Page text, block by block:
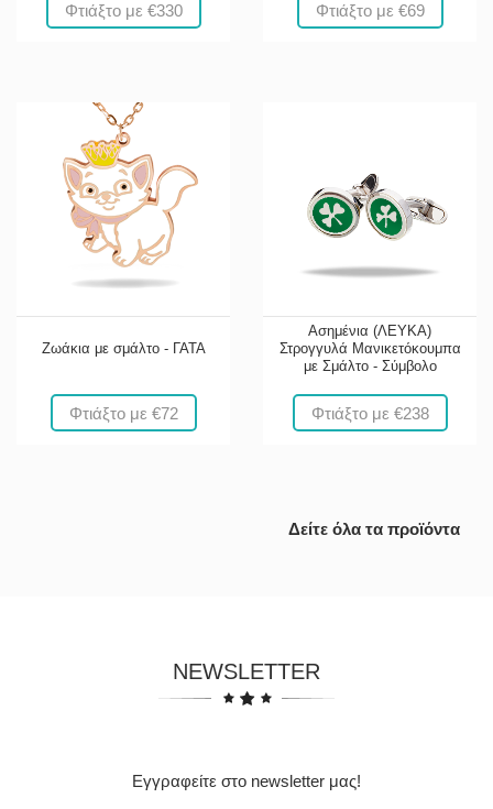
Φτιάξτο με €330 Φτιάξτο με €69
Ζωάκια με σμάλτο - ΓΑΤΑ
Φτιάξτο με €72
Ασημένια (ΛΕΥΚΑ)
Στρογγυλά Μανικετόκουμπα
με Σμάλτο - Σύμβολο
Φτιάξτο με €238
Δείτε όλα τα προϊόντα
NEWSLETTER
Εγγραφείτε στο newsletter μας!